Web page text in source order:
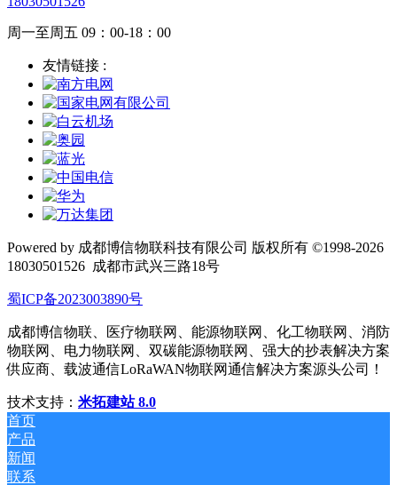
周一至周五 09：00-18：00
友情链接 :
Powered by 成都博信物联科技有限公司 版权所有 ©1998-2026
18030501526 成都市武兴三路18号
蜀ICP备2023003890号
成都博信物联、医疗物联网、能源物联网、化工物联网、消防
物联网、电力物联网、双碳能源物联网、强大的抄表解决方案
供应商、载波通信LoRaWAN物联网通信解决方案源头公司！
技术支持： 米拓建站 8.0
首页
产品
新闻
联系